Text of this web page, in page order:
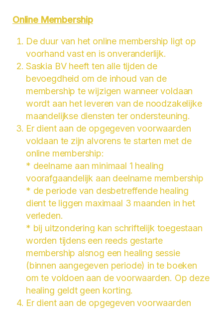
Online Membership
De duur van het online membership ligt op
voorhand vast en is onveranderlijk.
Saskia BV heeft ten alle tijden de
bevoegdheid om de inhoud van de
membership te wijzigen wanneer voldaan
wordt aan het leveren van de noodzakelijke
maandelijkse diensten ter ondersteuning.
Er dient aan de opgegeven voorwaarden
voldaan te zijn alvorens te starten met de
online membership:
* deelname aan minimaal 1 healing
voorafgaandelijk aan deelname membership
* de periode van desbetreffende healing
dient te liggen maximaal 3 maanden in het
verleden.
* bij uitzondering kan schriftelijk toegestaan
worden tijdens een reeds gestarte
membership alsnog een healing sessie
(binnen aangegeven periode) in te boeken
om te voldoen aan de voorwaarden. Op deze
healing geldt geen korting.
Er dient aan de opgegeven voorwaarden